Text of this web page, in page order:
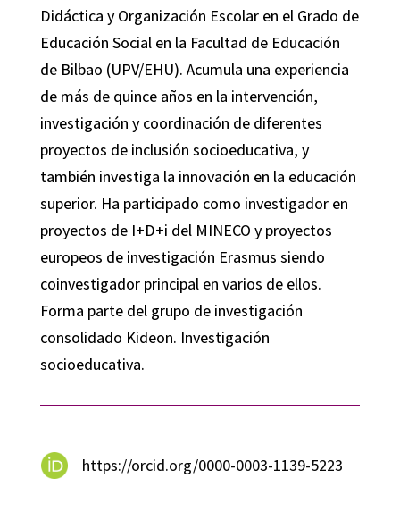
Didáctica y Organización Escolar en el Grado de
Educación Social en la Facultad de Educación
de Bilbao (UPV/EHU). Acumula una experiencia
de más de quince años en la intervención,
investigación y coordinación de diferentes
proyectos de inclusión socioeducativa, y
también investiga la innovación en la educación
superior. Ha participado como investigador en
proyectos de I+D+i del MINECO y proyectos
europeos de investigación Erasmus siendo
coinvestigador principal en varios de ellos.
Forma parte del grupo de investigación
consolidado Kideon. Investigación
socioeducativa.
https://orcid.org/0000-0003-1139-5223